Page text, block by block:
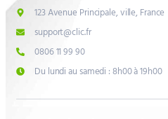
123 Avenue Principale, ville, France
support@clic.fr
0806 11 99 90
Du lundi au samedi : 8h00 à 19h00